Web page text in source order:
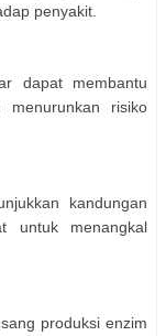
penyakit.
dapat membantu
menurunkan risiko
kandungan
untuk menangkal
produksi enzim